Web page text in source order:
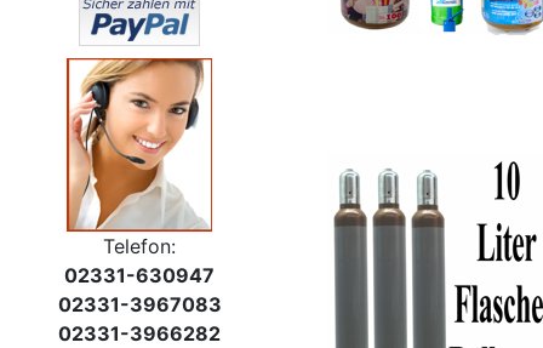
Telefon:
02331-630947
02331-3967083
02331-3966282